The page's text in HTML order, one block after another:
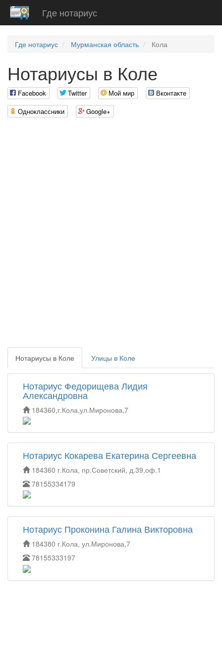
Где нотариус
Где нотариус Мурманская область Кола
Нотариусы в Коле
Facebook Twitter Мой мир
Вконтакте
Одноклассники
Google+
Нотариусы в Коле Улицы в Коле
Нотариус Федорищева Лидия
Александровна
184360,г.Кола,ул.Миронова,7
Нотариус Кокарева Екатерина Сергеевна
184360 г.Кола, пр.Советский, д.39,оф.1
78155334179
Нотариус Проконина Галина Викторовна
184380 г.Кола, ул.Миронова,7
78155333197